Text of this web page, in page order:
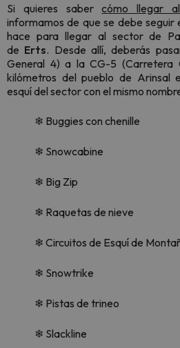
Si quieres sabercómo llegar
informamos de que se debe seguir
hace para llegar al sector de
de Erts. Desde allí, deberás
General 4) a la CG-5 (Carretera
kilómetros del pueblo de Arinsal
esquí del sector con el mismo
❄ Buggies con chenille
❄ Snowcabine
❄ Big Zip
❄ Raquetas de nieve
❄ Circuitos de Esquí de
❄ Snowtrike
❄ Pistas de trineo
❄ Slackline